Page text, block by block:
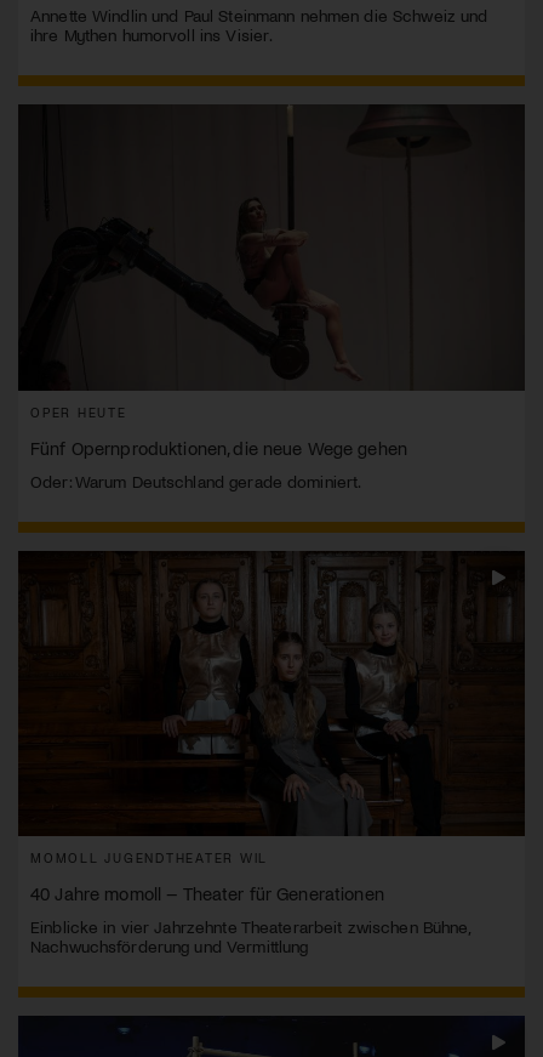
Annette Windlin und Paul Steinmann nehmen die Schweiz und
ihre Mythen humorvoll ins Visier.
OPER HEUTE
Fünf Opernproduktionen, die neue Wege gehen
Oder: Warum Deutschland gerade dominiert.
MOMOLL JUGENDTHEATER WIL
40 Jahre momoll – Theater für Generationen
Einblicke in vier Jahrzehnte Theaterarbeit zwischen Bühne,
Nachwuchsförderung und Vermittlung